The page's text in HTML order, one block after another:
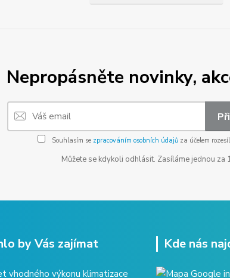
Nepropásněte novinky,
Souhlasím se zpracováním osobních údajůza účelem
Můžete se kdykoli odhlásit. Zasíláme jednou za
by Vás zajímat
vhodného výkonu klimatizace
Kde nás